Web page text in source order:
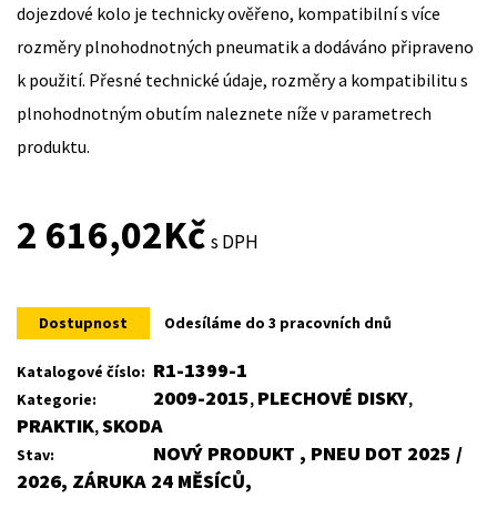
dojezdové kolo je technicky ověřeno, kompatibilní s více
rozměry plnohodnotných pneumatik a dodáváno připraveno
k použití. Přesné technické údaje, rozměry a kompatibilitu s
plnohodnotným obutím naleznete níže v parametrech
produktu.
2 616,02Kč s DPH
Dostupnost Odesíláme do 3 pracovních dnů
Katalogové číslo: R1-1399-1
Kategorie: 2009-2015, PLECHOVÉ DISKY,
PRAKTIK,SKODA
Stav:
NOVÝ PRODUKT , PNEU DOT 2025 /
2026, ZÁRUKA 24 MĚSÍCŮ,